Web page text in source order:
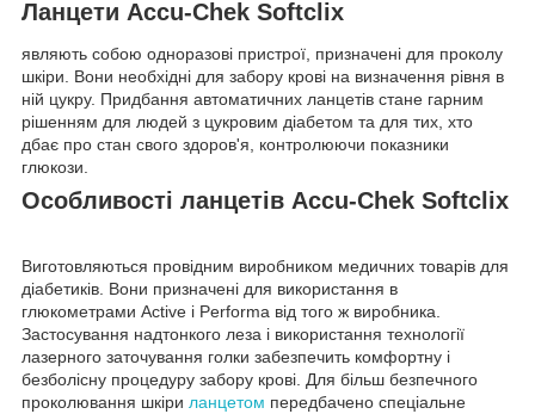
Ланцети Accu-Chek Softclix
являють собою одноразові пристрої, призначені для проколу
шкіри. Вони необхідні для забору крові на визначення рівня в
ній цукру. Придбання автоматичних ланцетів стане гарним
рішенням для людей з цукровим діабетом та для тих, хто
дбає про стан свого здоров'я, контролюючи показники
глюкози.
Особливості ланцетів Accu-Chek Softclix
Виготовляються провідним виробником медичних товарів для
діабетиків. Вони призначені для використання в
глюкометрами Active і Performa від того ж виробника.
Застосування надтонкого леза і використання технології
лазерного заточування голки забезпечить комфортну і
безболісну процедуру забору крові. Для більш безпечного
проколювання шкіри ланцетом передбачено спеціальне